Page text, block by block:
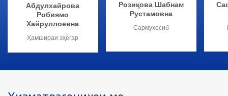
Абдулхайрова
Робиямо
Хайруллоевна
Ҳамшираи эҳёгар
Розиқова Шабнам
Рустамовна
Сармуҳосиб